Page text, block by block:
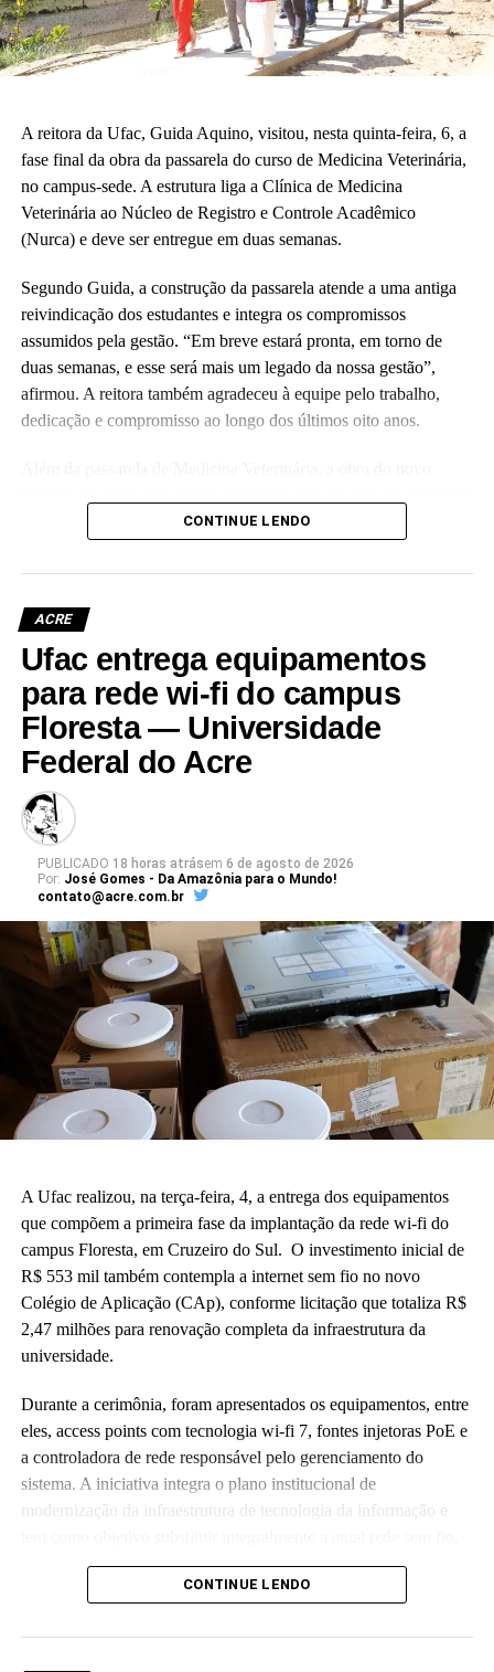
A reitora da Ufac, Guida Aquino, visitou, nesta quinta-feira, 6, a
fase final da obra da passarela do curso de Medicina Veterinária,
no campus-sede. A estrutura liga a Clínica de Medicina
Veterinária ao Núcleo de Registro e Controle Acadêmico
(Nurca) e deve ser entregue em duas semanas.
Segundo Guida, a construção da passarela atende a uma antiga
reivindicação dos estudantes e integra os compromissos
assumidos pela gestão. “Em breve estará pronta, em torno de
duas semanas, e esse será mais um legado da nossa gestão”,
afirmou. A reitora também agradeceu à equipe pelo trabalho,
dedicação e compromisso ao longo dos últimos oito anos.
e deve ser entregue em breve.
superior da Ufac.
Leia Mais: UFAC
CONTINUE LENDO
ACRE
Ufac entrega equipamentos
para rede wi-fi do campus
Floresta — Universidade
Federal do Acre
PUBLICADO 18 horas atrásem 6 de agosto de 2026
Por: José Gomes - Da Amazônia para o Mundo!
contato@acre.com.br
A Ufac realizou, na terça-feira, 4, a entrega dos equipamentos
que compõem a primeira fase da implantação da rede wi-fi do
campus Floresta, em Cruzeiro do Sul. O investimento inicial de
R$ 553 mil também contempla a internet sem fio no novo
Colégio de Aplicação (CAp), conforme licitação que totaliza R$
2,47 milhões para renovação completa da infraestrutura da
universidade.
Durante a cerimônia, foram apresentados os equipamentos, entre
eles, access points com tecnologia wi-fi 7, fontes injetoras PoE e
a controladora de rede responsável pelo gerenciamento do
sistema. A iniciativa integra o plano institucional de
modernização da infraestrutura de tecnologia da informação e
que já não atende às crescentes demandas acadêmicas e
administrativas da universidade.CONTINUE LENDO